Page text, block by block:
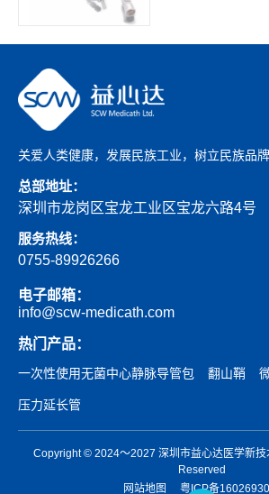
关爱人类健康，发展民族工业，树立民族品牌
总部地址：
深圳市龙岗区宝龙工业区宝龙六路4号
服务热线：
0755-89926266
电子邮箱：
info@scw-medicath.com
热门产品：
一次性使用无菌中心静脉导管包 翻山鞘
压力延长管
Copyright © 2024～2027 深圳市益心达医学新
Reserved
网站地图
粤ICP备